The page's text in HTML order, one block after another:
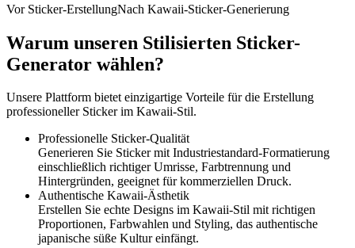
Vor Sticker-ErstellungNach Kawaii-Sticker-Generierung
Warum unseren Stilisierten Sticker-
Generator wählen?
Unsere Plattform bietet einzigartige Vorteile für die Erstellung
professioneller Sticker im Kawaii-Stil.
Professionelle Sticker-Qualität
Generieren Sie Sticker mit Industriestandard-Formatierung
einschließlich richtiger Umrisse, Farbtrennung und
Hintergründen, geeignet für kommerziellen Druck.
Authentische Kawaii-Ästhetik
Erstellen Sie echte Designs im Kawaii-Stil mit richtigen
Proportionen, Farbwahlen und Styling, das authentische
japanische süße Kultur einfängt.